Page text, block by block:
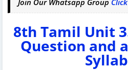
8th Tamil Unit
Question and